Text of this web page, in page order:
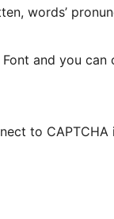
words’
you can choose
to CAPTCHA